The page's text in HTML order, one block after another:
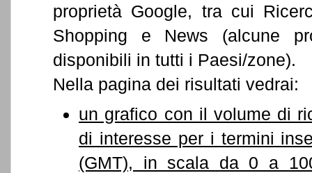
proprietà Google, tra cui
Shopping e News (alcune
disponibili in tutti i Paesi/zone).
Nella pagina dei risultati vedrai:
un grafico con il volume di
di interesse per i termini
(GMT), in scala da 0 a